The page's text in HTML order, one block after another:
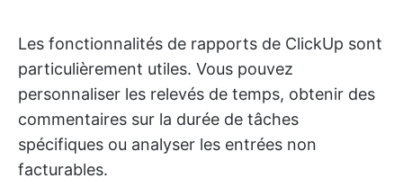
Les fonctionnalités de rapports de ClickUp sont
particulièrement utiles. Vous pouvez
personnaliser les relevés de temps, obtenir des
commentaires sur la durée de tâches
spécifiques ou analyser les entrées non
facturables.